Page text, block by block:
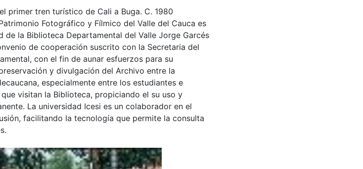
primer tren turístico de Cali a Buga. C. 1980
Fotográfico y Fílmico del Valle del Cauca es
de la Biblioteca Departamental del Valle Jorge Garcés
de cooperación suscrito con la Secretaria del
con el fin de aunar esfuerzos para su
y divulgación del Archivo entre la
especialmente entre los estudiantes e
visitan la Biblioteca, propiciando el su uso y
La universidad Icesi es un colaborador en el
facilitando la tecnología que permite la consulta